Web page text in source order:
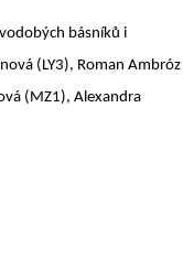
básníků i
(LY3), Roman Ambróz
(MZ1), Alexandra